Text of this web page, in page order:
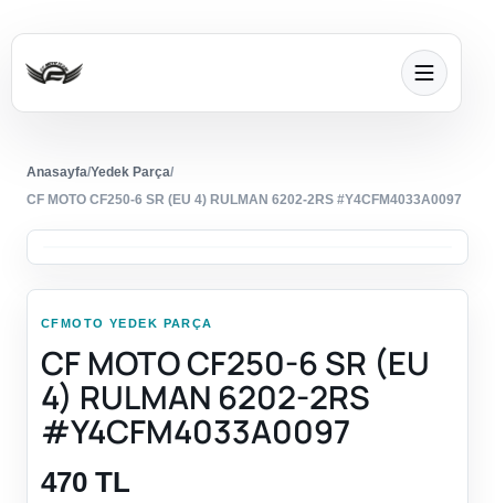
Anasayfa/Yedek Parça/
CF MOTO CF250-6 SR (EU 4) RULMAN 6202-2RS #Y4CFM4033A0097
CFMOTO YEDEK PARÇA
CF MOTO CF250-6 SR (EU
4) RULMAN 6202-2RS
#Y4CFM4033A0097
470 TL